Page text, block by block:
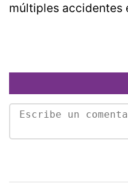
múltiples accidentes